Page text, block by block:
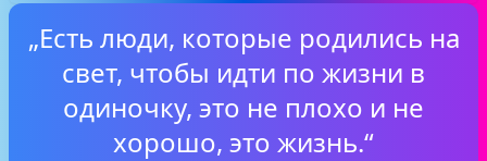
„Есть люди, которые родились на
свет, чтобы идти по жизни в
одиночку, это не плохо и не
хорошо, это жизнь.“